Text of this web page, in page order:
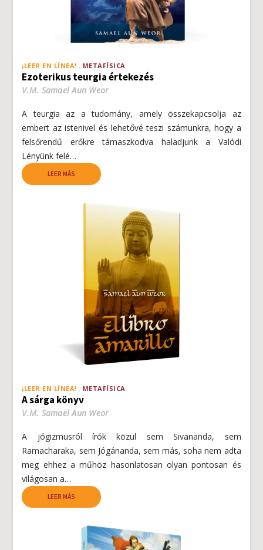
¡LEER EN LÍNEA! METAFÍSICA
Ezoterikus teurgia értekezés
V.M. Samael Aun Weor
A teurgia az a tudomány, amely összekapcsolja az
embert az istenivel és lehetővé teszi számunkra, hogy a
felsőrendű erőkre támaszkodva haladjunk a Valódi
Lényünk felé…
LEER MÁS
¡LEER EN LÍNEA! METAFÍSICA
A sárga könyv
V.M. Samael Aun Weor
A jógizmusról írók közül sem Sivananda, sem
Ramacharaka, sem Jógánanda, sem más, soha nem adta
meg ehhez a műhöz hasonlatosan olyan pontosan és
világosan a…
LEER MÁS